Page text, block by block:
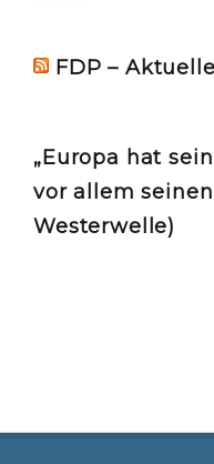
FDP –
„Europa hat
vor allem
Westerwelle)